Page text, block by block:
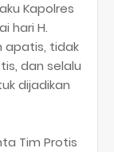
Kapolres
hari H.
apatis, tidak
dan selalu
dijadikan
Tim Protis